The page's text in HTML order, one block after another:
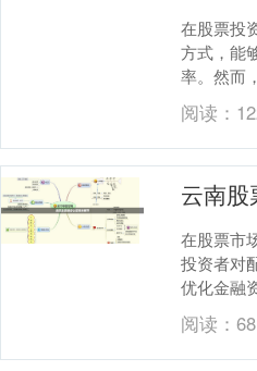
在股票投
方式，能
率。然而
金元期货
资公司至
阅读：
云南
在股票市
投资者对
优化金融
资网，股
但同时也
阅读：68